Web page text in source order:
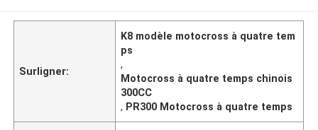
Surligner:
K8 modèle motocross à quatre tem
ps
,
Motocross à quatre temps chinois
300CC
, PR300 Motocross à quatre temps